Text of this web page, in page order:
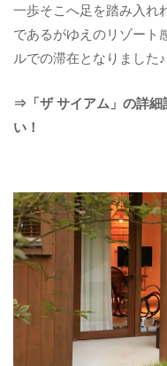
一歩そこへ足を踏み入れ
であるがゆえのリゾート
ルでの滞在となりました♪
⇒「ザ サイアム」の詳細
い！